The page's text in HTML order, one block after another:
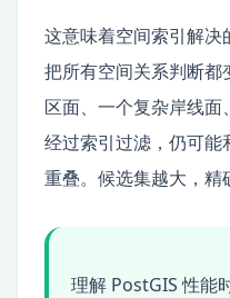
这意味着空间索引解决
把所有空间关系判断都
区面、一个复杂岸线
经过索引过滤，仍可
重叠。候选集越大，精
理解 PostGIS 性能